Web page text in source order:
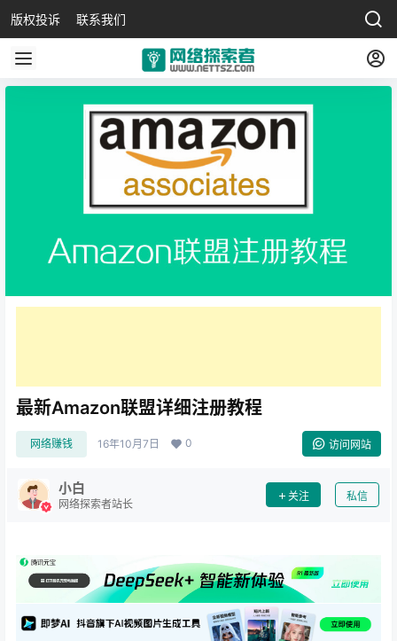
版权投诉 联系我们
最新Amazon联盟详细注册教程
网络赚钱 16年10月7日 0 访问网站
小白
网络探索者站长
关注 私信